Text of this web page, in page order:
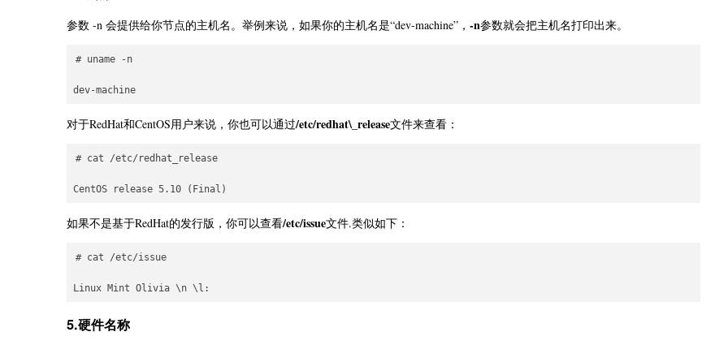
参数 -n 会提供给你节点的主机名。举例来说，如果你的主机名是“dev-machine”， -n参数就会把主机名打印出来。
# uname -n
对于RedHat和CentOS用户来说，你也可以通过/etc/redhat\_release文件来查看：
# cat /etc/redhat_release
如果不是基于RedHat的发行版，你可以查看/etc/issue文件.类似如下：
# cat /etc/issue
5.硬件名称